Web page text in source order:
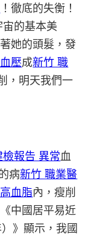
！徹底的失衡！
的基本美
她的頭髮，發
壓成新竹 職
，明天我們一
檢報告 異常血
病新竹 職業醫
血脂內，瘦削
中國居平易近
》顯示，我國